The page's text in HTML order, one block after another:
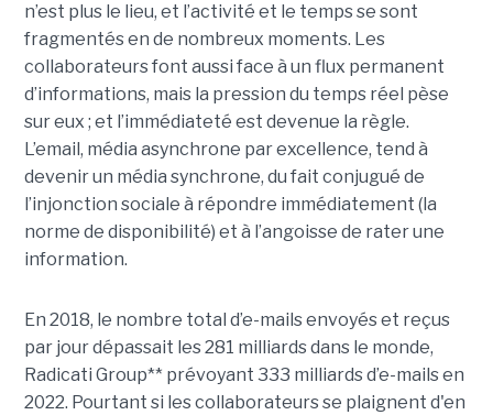
n’est plus le lieu, et l’activité et le temps se sont
fragmentés en de nombreux moments. Les
collaborateurs font aussi face à un flux permanent
d’informations, mais la pression du temps réel pèse
sur eux ; et l’immédiateté est devenue la règle.
L’email, média asynchrone par excellence, tend à
devenir un média synchrone, du fait conjugué de
l’injonction sociale à répondre immédiatement (la
norme de disponibilité) et à l’angoisse de rater une
information.
En 2018, le nombre total d’e-mails envoyés et reçus
par jour dépassait les 281 milliards dans le monde,
Radicati Group** prévoyant 333 milliards d’e-mails en
2022. Pourtant si les collaborateurs se plaignent d'en